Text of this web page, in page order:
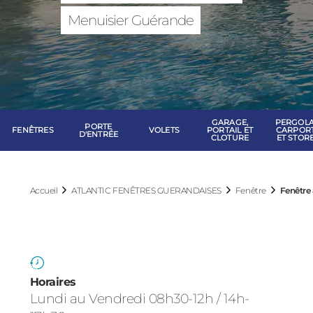
ATLANTIC
Menuisier Guérande
FENÊTRES PORTE
D'ENTRÉE VOLETS
GARAGE,
PORTAIL ET
CLOTURE ET
Accueil ATLANTIC FENÊTRES GUERANDAISES Fenêtre Fenêtre
Horaires
Lundi au Vendredi 08h30-12h / 14h-